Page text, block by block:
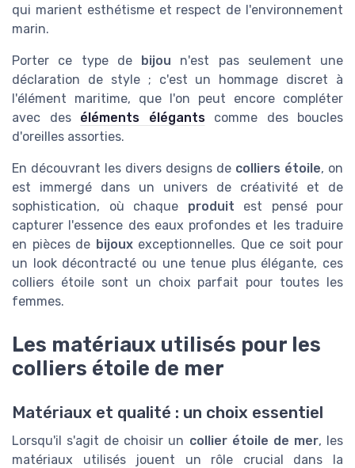
qui marient esthétisme et respect de l'environnement
marin.
Porter ce type de bijou n'est pas seulement une
déclaration de style ; c'est un hommage discret à
l'élément maritime, que l'on peut encore compléter
avec des éléments élégantscomme des boucles
d'oreilles assorties.
En découvrant les divers designs de colliers étoile, on
est immergé dans un univers de créativité et de
sophistication, où chaque produit est pensé pour
capturer l'essence des eaux profondes et les traduire
en pièces de bijouxexceptionnelles. Que ce soit pour
un look décontracté ou une tenue plus élégante, ces
colliers étoile sont un choix parfait pour toutes les
femmes.
Les matériaux utilisés pour les
colliers étoile de mer
Matériaux et qualité : un choix essentiel
Lorsqu'il s'agit de choisir un collier étoile de mer, les
matériaux utilisés jouent un rôle crucial dans la